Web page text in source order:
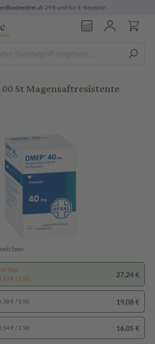
ab 29 € und für E-Rezepte
St Magensaftresistente
€ / 1 St)
27,24 €
€ / 1 St) 19,08 €
€ / 1 St) 16,05 €